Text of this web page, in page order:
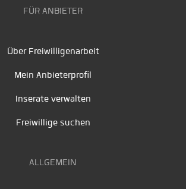
FÜR ANBIETER
Über Freiwilligenarbeit
Mein Anbieterprofil
Inserate verwalten
Freiwillige suchen
ALLGEMEIN